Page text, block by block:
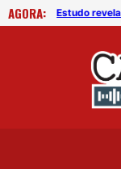
AGORA:
Estudo revela que um em cada cinco pacientes em coma tem consciência ativa